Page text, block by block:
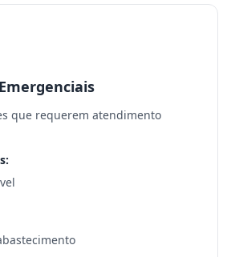
que requerem atendimento